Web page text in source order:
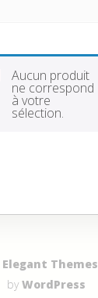
Aucun produit
ne correspond
à votre
sélection.
Elegant Themes
by WordPress